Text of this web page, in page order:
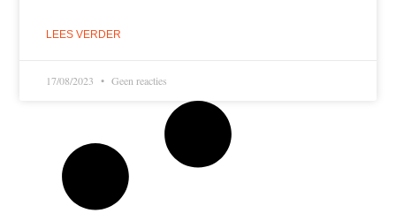
LEES VERDER
17/08/2023 Geen reacties